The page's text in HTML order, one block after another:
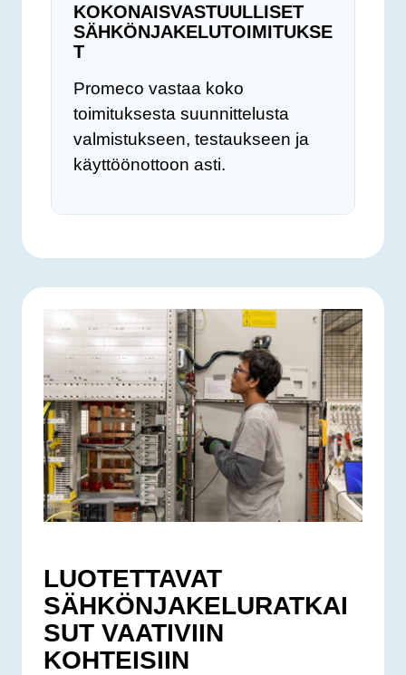
KOKONAISVASTUULLISET
SÄHKÖNJAKELUTOIMITUKSE
T
Promeco vastaa koko
toimituksesta suunnittelusta
valmistukseen, testaukseen ja
käyttöönottoon asti.
LUOTETTAVAT
SÄHKÖNJAKELURATKAI
SUT VAATIVIIN
KOHTEISIIN